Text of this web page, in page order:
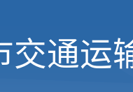
交通运